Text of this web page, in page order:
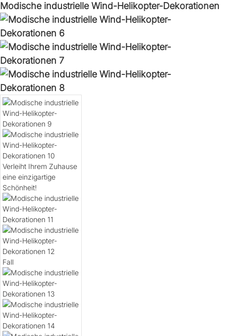
Modische industrielle Wind-Helikopter-Dekorationen
Verleiht Ihrem Zuhause
eine einzigartige
Schönheit!
Fall